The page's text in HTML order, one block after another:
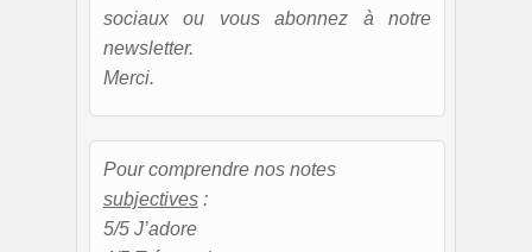
sociaux ou vous abonnez à notre
newsletter.
Merci.
Pour comprendre nos notes
subjectives :
5/5 J’adore